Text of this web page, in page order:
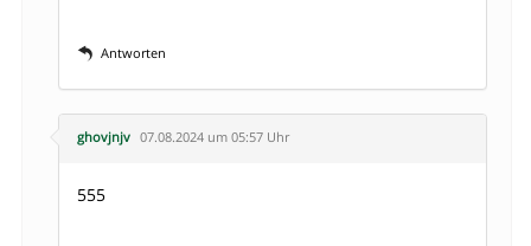
Antworten
ghovjnjv 07.08.2024 um 05:57 Uhr
555